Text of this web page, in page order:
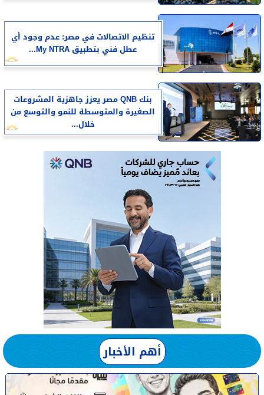
تنظيم الاتصالات في مصر: عدم وجود أي
عطل فني بتطبيق My NTRA...
بنك QNB مصر يعزز جاهزية المشروعات
الصغيرة والمتوسطة للنمو والتوسع من
خلال...
أهم الأخبار